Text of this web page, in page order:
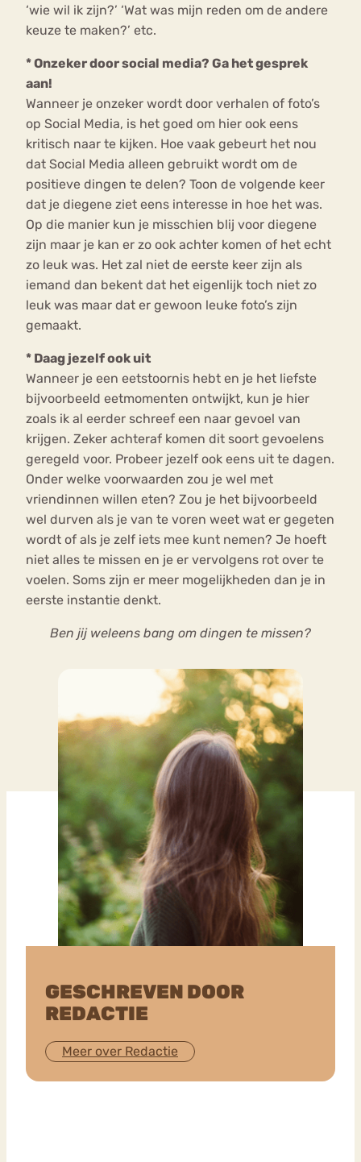
‘wie wil ik zijn?’ ‘Wat was mijn reden om de andere
keuze te maken?’ etc.
* Onzeker door social media? Ga het gesprek
aan!
Wanneer je onzeker wordt door verhalen of foto’s
op Social Media, is het goed om hier ook eens
kritisch naar te kijken. Hoe vaak gebeurt het nou
dat Social Media alleen gebruikt wordt om de
positieve dingen te delen? Toon de volgende keer
dat je diegene ziet eens interesse in hoe het was.
Op die manier kun je misschien blij voor diegene
zijn maar je kan er zo ook achter komen of het echt
zo leuk was. Het zal niet de eerste keer zijn als
iemand dan bekent dat het eigenlijk toch niet zo
leuk was maar dat er gewoon leuke foto’s zijn
gemaakt.
* Daag jezelf ook uit
Wanneer je een eetstoornis hebt en je het liefste
bijvoorbeeld eetmomenten ontwijkt, kun je hier
zoals ik al eerder schreef een naar gevoel van
krijgen. Zeker achteraf komen dit soort gevoelens
geregeld voor. Probeer jezelf ook eens uit te dagen.
Onder welke voorwaarden zou je wel met
vriendinnen willen eten? Zou je het bijvoorbeeld
wel durven als je van te voren weet wat er gegeten
wordt of als je zelf iets mee kunt nemen? Je hoeft
niet alles te missen en je er vervolgens rot over te
voelen. Soms zijn er meer mogelijkheden dan je in
eerste instantie denkt.
Ben jij weleens bang om dingen te missen?
GESCHREVEN DOOR
REDACTIE
Meer over Redactie